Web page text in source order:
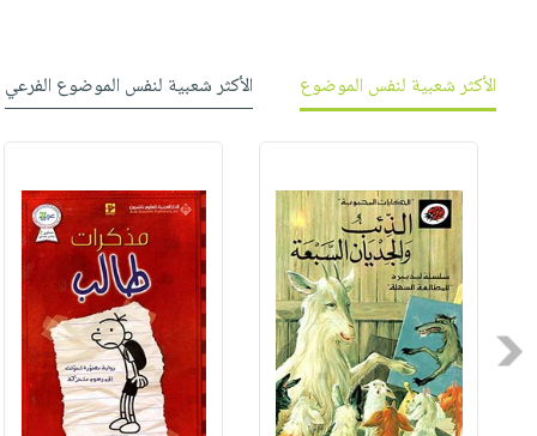
الأكثر شعبية لنفس الموضوع الأكثر شعبية لنفس الموضوع الفرعي
Previous